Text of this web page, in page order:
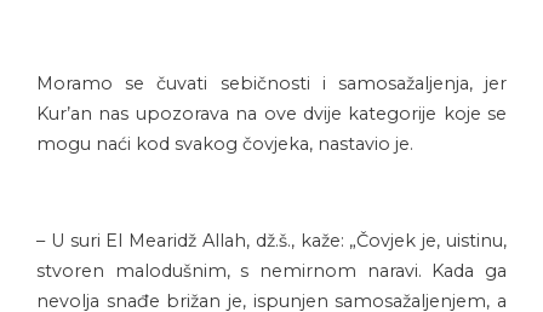
Moramo se čuvati sebičnosti i samosažaljenja, jer
Kur’an nas upozorava na ove dvije kategorije koje se
mogu naći kod svakog čovjeka, nastavio je.
– U suri El Mearidž Allah, dž.š., kaže: „Čovjek je, uistinu,
stvoren malodušnim, s nemirnom naravi. Kada ga
nevolja snađe brižan je, ispunjen samosažaljenjem, a